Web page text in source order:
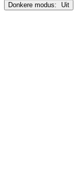
Donkere modus: